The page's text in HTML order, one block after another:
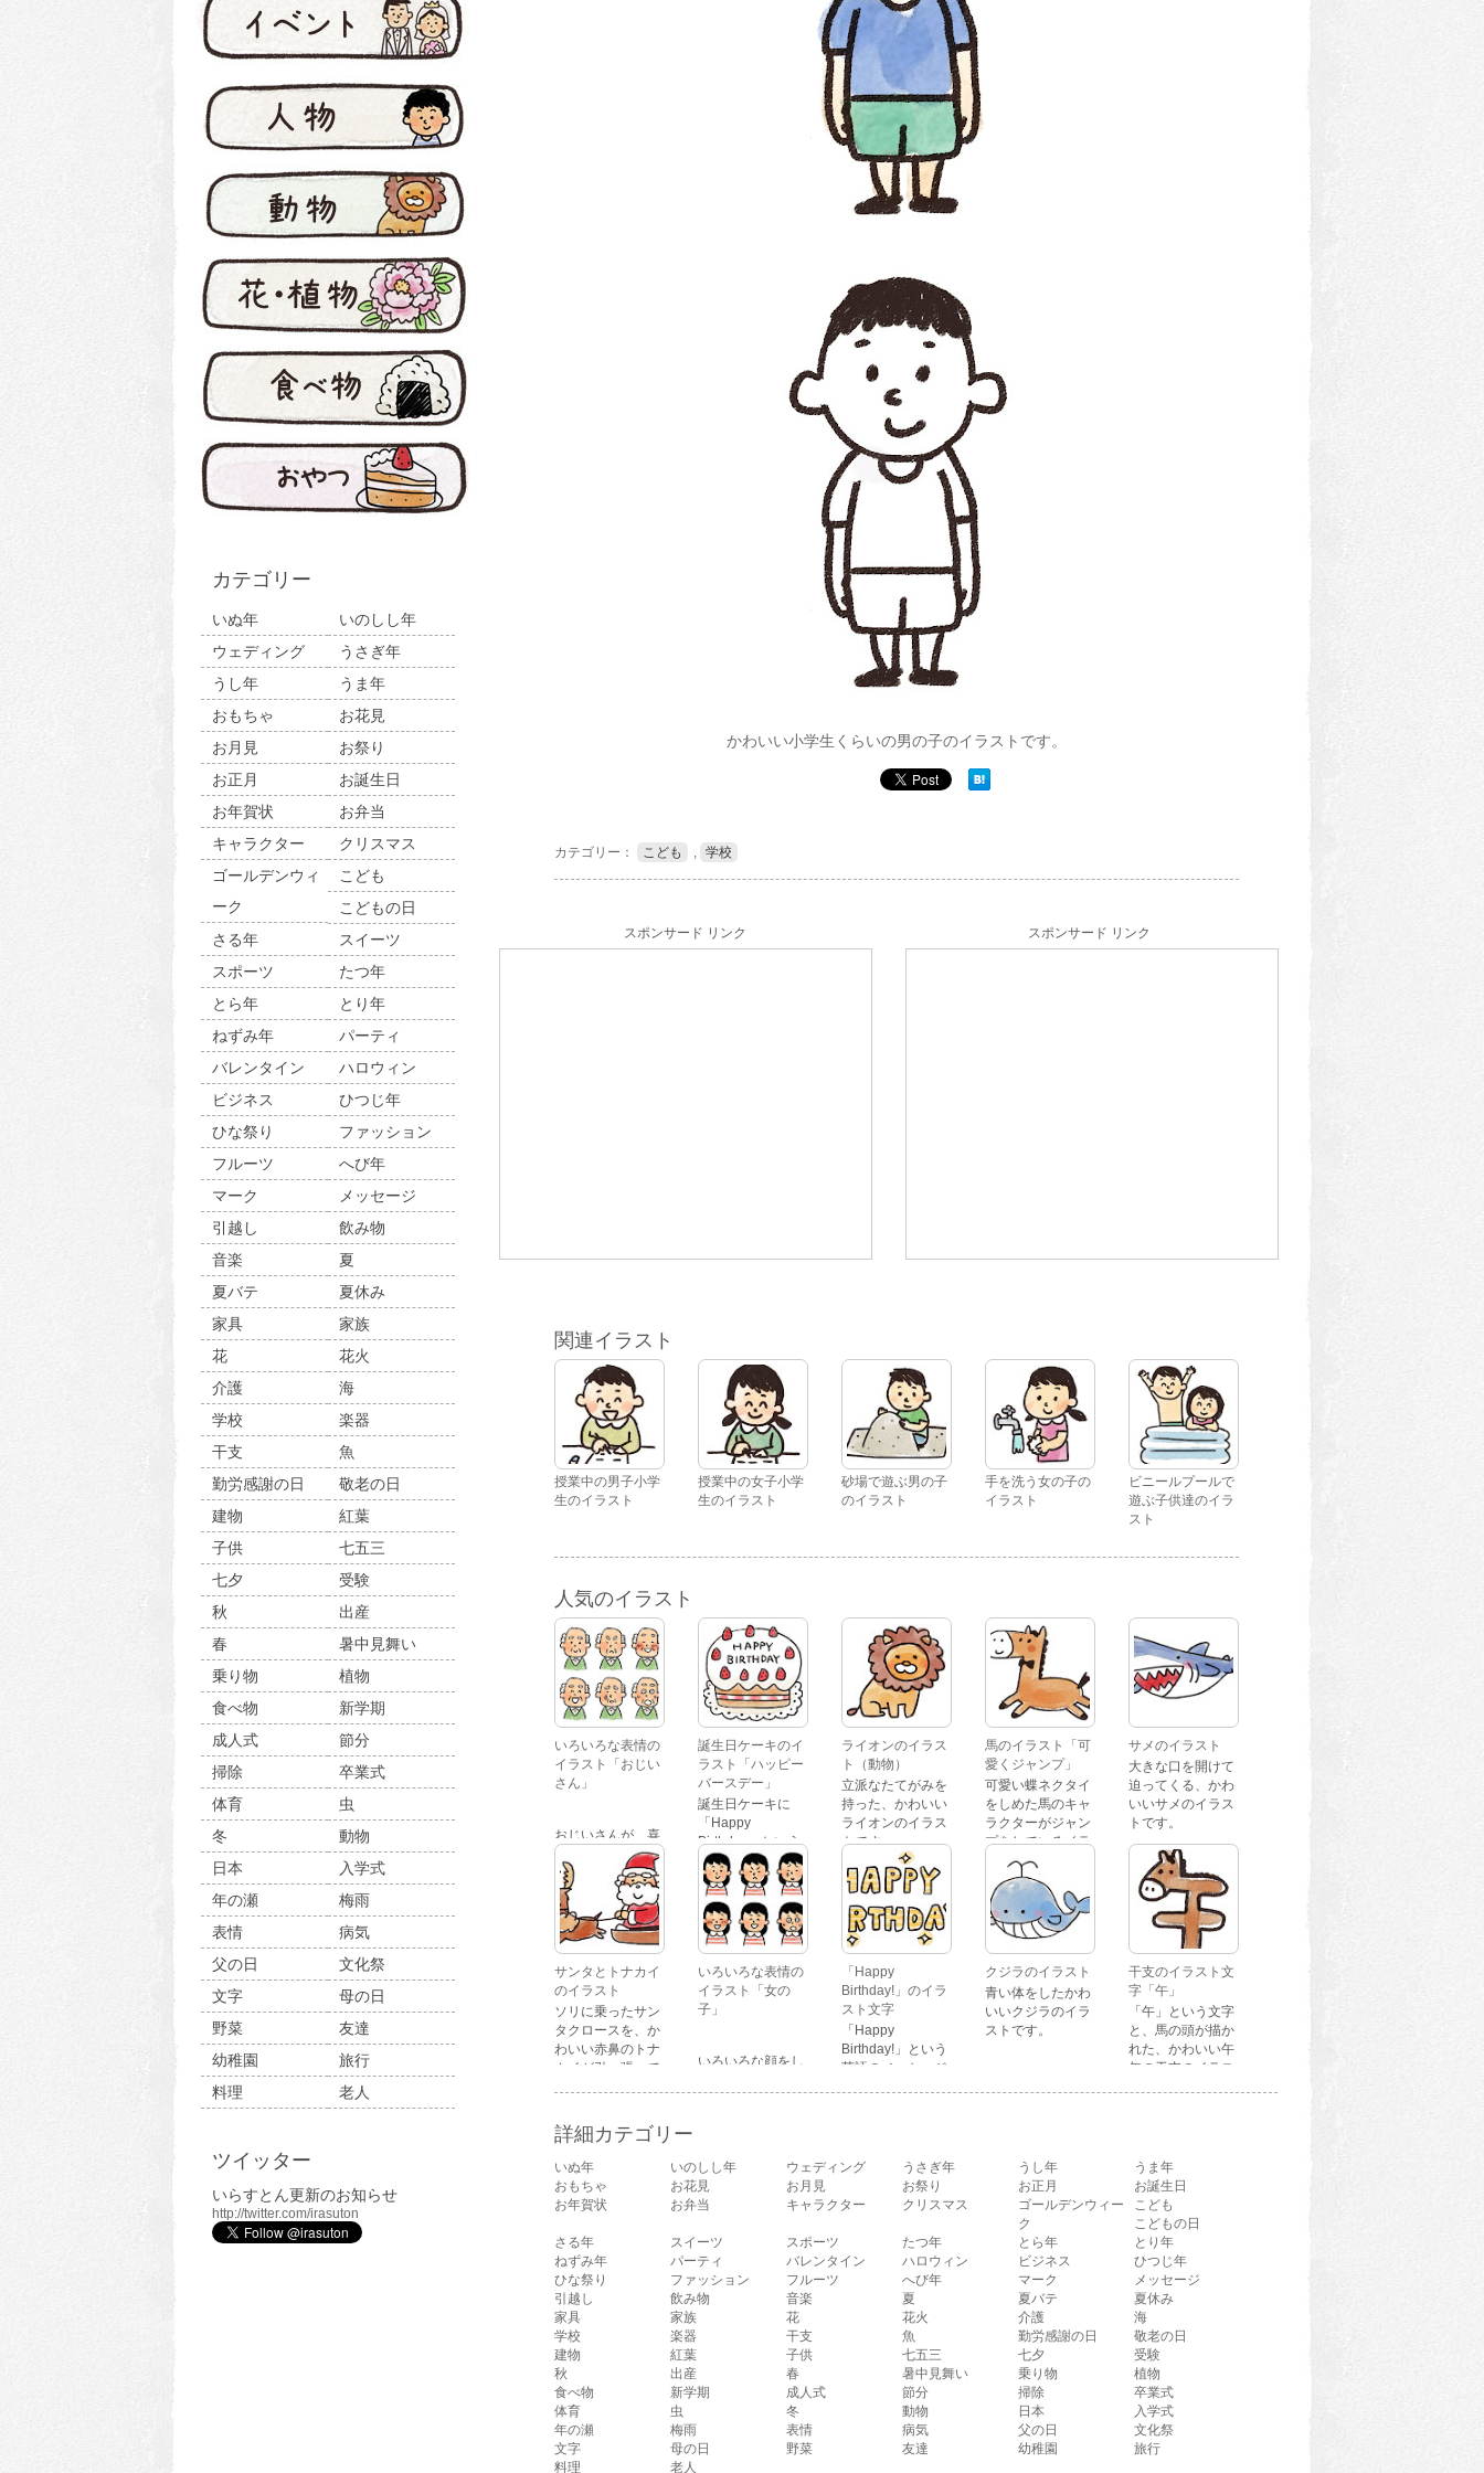
カテゴリー
いぬ年
いのしし年
ウェディング
うさぎ年
うし年
うま年
おもちゃ
お花見
お月見
お祭り
お正月
お誕生日
お年賀状
お弁当
キャラクター
クリスマス
ゴールデンウィ
ーク
こども
こどもの日
さる年
スイーツ
スポーツ
たつ年
とら年
とり年
ねずみ年
パーティ
バレンタイン
ハロウィン
ビジネス
ひつじ年
ひな祭り
ファッション
フルーツ
へび年
マーク
メッセージ
引越し
飲み物
音楽
夏
夏バテ
夏休み
家具
家族
花
花火
介護
海
学校
楽器
干支
魚
勤労感謝の日
敬老の日
建物
紅葉
子供
七五三
七夕
受験
秋
出産
春
暑中見舞い
乗り物
植物
食べ物
新学期
成人式
節分
掃除
卒業式
体育
虫
冬
動物
日本
入学式
年の瀬
梅雨
表情
病気
父の日
文化祭
文字
母の日
野菜
友達
幼稚園
旅行
料理
老人
ツイッター
いらすとん更新のお知らせ
http://twitter.com/irasuton
かわいい小学生くらいの男の子のイラストです。
カテゴリー： こども , 学校
スポンサード リンク スポンサード リンク
関連イラスト
授業中の男子小学
生のイラスト
授業中の女子小学
生のイラスト
砂場で遊ぶ男の子
のイラスト
手を洗う女の子の
イラスト
ビニールプールで
遊ぶ子供達のイラ
スト
人気のイラスト
いろいろな表情の
イラスト「おじい
さん」
おじいさんが、喜
怒哀楽たくさんの
表情をしているイ
ラストです。 通常
の顔・怒っている
顔・泣いている
顔・照れている
顔・笑っている
顔・驚いている
顔・困っている顔
があります。
誕生日ケーキのイ
ラスト「ハッピー
バースデー」
誕生日ケーキに
「Happy
Birthday」という
文字が描かれた、
かわいい苺のケー
キのイラストで
す。
ライオンのイラス
ト（動物）
立派なたてがみを
持った、かわいい
ライオンのイラス
トです。
馬のイラスト「可
愛くジャンプ」
可愛い蝶ネクタイ
をしめた馬のキャ
ラクターがジャン
プをしているイラ
ストです。
サメのイラスト
大きな口を開けて
迫ってくる、かわ
いいサメのイラス
トです。
サンタとトナカイ
のイラスト
ソリに乗ったサン
タクロースを、か
わいい赤鼻のトナ
カイが引っ張って
いろいろな表情の
イラスト「女の
子」
いろいろな顔をし
いる顔・笑ってい
る顔・驚いている
顔・困っている顔
「Happy
Birthday!」のイラ
スト文字
「Happy
Birthday!」という
英語のメッセージ
クジラのイラスト
青い体をしたかわ
いいクジラのイラ
ストです。
干支のイラスト文
字「午」
「午」という文字
と、馬の頭が描か
れた、かわいい午
年の干支のイラス
詳細カテゴリー
いぬ年 いのしし年 ウェディング うさぎ年 うし年
うま年
おもちゃ
お花見 お月見 お祭り お正月
お誕生日
お年賀状
お弁当 キャラクター クリスマス
ゴールデンウィー
ク
こども
こどもの日
さる年
スイーツ スポーツ たつ年 とら年
とり年
ねずみ年
パーティ バレンタイン ハロウィン ビジネス
ひつじ年
ひな祭り
ファッション フルーツ へび年 マーク
メッセージ
引越し
飲み物 音楽 夏 夏バテ
夏休み
家具
家族 花 花火 介護
海
学校
楽器 干支 魚 勤労感謝の日
敬老の日
建物
紅葉 子供 七五三 七夕
受験
秋
出産 春 暑中見舞い 乗り物
植物
食べ物
新学期 成人式 節分 掃除
卒業式
体育
虫 冬 動物 日本
入学式
年の瀬
梅雨 表情 病気 父の日
文化祭
文字
母の日 野菜 友達 幼稚園
旅行
料理
老人